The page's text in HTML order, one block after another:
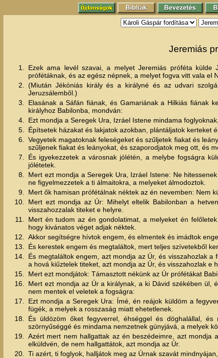
Jeremiás
1.
Ezek ama levél szavai, a melyet Jeremiás próféta
prófétáknak, és az egész népnek, a melyet fogva vitt vala el
2.
(Miután Jékóniás király és a királyné és az udvari
Jeruzsálemből.)
3.
Elasának a Sáfán fiának, és Gamariának a Hilkiás fiának
királyhoz Babilonba, mondván:
4.
Ezt mondja a Seregek Ura, Izráel Istene mindama
5.
Építsetek házakat és lakjatok azokban, plántáljatok kerteket
6.
Vegyetek magatoknak feleségeket és szűljetek fiakat és
szűljenek fiakat és leányokat, és szaporodjatok meg ott, és
7.
És igyekezzetek a városnak jólétén, a melybe fogságra
jólétetek.
8.
Mert ezt mondja a Seregek Ura, Izráel Istene: Ne
ne figyelmezzetek a ti álmaitokra, a melyeket álmodoztok.
9.
Mert ők hamisan prófétálnak néktek az én nevemben: Nem
10.
Mert ezt mondja az Úr: Mihelyt eltelik Babilonban a
visszahozzalak titeket e helyre.
11.
Mert én tudom az én gondolatimat, a melyeket én
hogy kivánatos véget adjak néktek.
12.
Akkor segítségre hívtok engem, és elmentek és imádtok
13.
És kerestek engem és megtaláltok, mert teljes szívetekből
14.
És megtaláltok engem, azt mondja az Úr, és visszahozlak
a hová kiűztelek titeket, azt mondja az Úr, és visszahozlak e
15.
Mert ezt mondjátok: Támasztott nékünk az Úr prófétákat
16.
Mert ezt mondja az Úr a királynak, a ki Dávid székében ül,
nem mentek el veletek a fogságra:
17.
Ezt mondja a Seregek Ura: Ímé, én reájok küldöm a
fügék, a melyek a rosszaság miatt ehetetlenek.
18.
És üldözöm őket fegyverrel, éhséggel és döghalállal,
szörnyűséggé és mindama nemzetnek gúnyjává, a melyek
19.
Azért mert nem hallgattak az én beszédeimre, azt
elküldvén, de nem hallgattátok, azt mondja az Úr.
20.
Ti azért, ti foglyok, halljátok meg az Úrnak szavát